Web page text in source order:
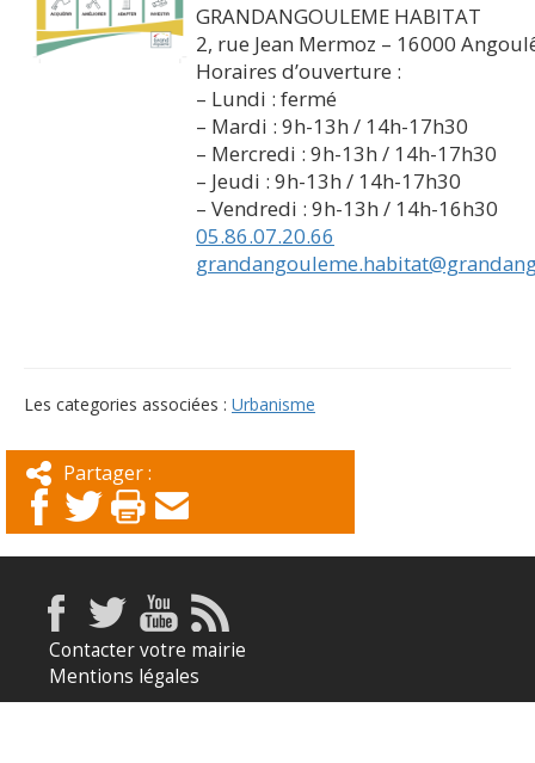
GRANDANGOULEME HABITAT
2, rue Jean Mermoz – 16000
Horaires d’ouverture :
– Lundi : fermé
– Mardi : 9h-13h / 14h-17h30
– Mercredi : 9h-13h / 14h-17h30
– Jeudi : 9h-13h / 14h-17h30
– Vendredi : 9h-13h / 14h-16h30
05.86.07.20.66
Les categories associées : Urbanisme
Partager :
Contacter votre mairie
Mentions légales